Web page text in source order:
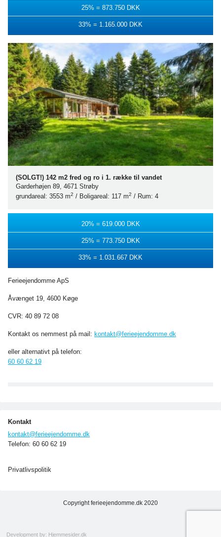
25% = 873.750 DKK
33% = 1.165.000 DKK
(SOLGT!) 142 m2 fred og ro i 1. række til vandet
Garderhøjen 89, 4671 Strøby
grundareal: 3553 m2 / Boligareal: 117 m2 / Rum: 4
20% = 619.000 DKK
25% = 773.750 DKK
33% = 1.031.667 DKK
Ferieejendomme ApS
Åvænget 19, 4600 Køge
CVR: 40 89 72 08
Kontakt os nemmest på mail: kontakt@ferieejendomme.dk
eller alternativt på telefon:
60 60 62 19
Kontakt
kontakt@ferieejendomme.dk
Telefon: 60 60 62 19
Privatlivspolitik
Copyright ferieejendomme.dk 2020
Development by: Hjemmesider.dk